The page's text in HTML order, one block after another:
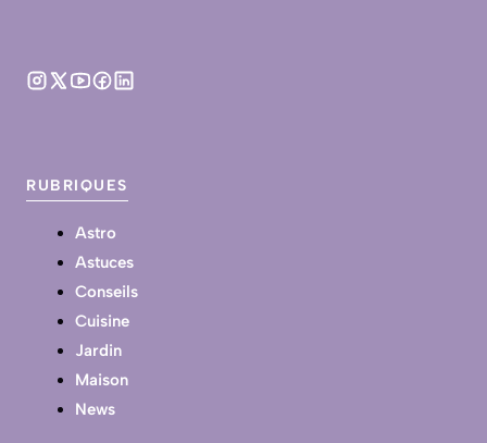
RUBRIQUES
Astro
Astuces
Conseils
Cuisine
Jardin
Maison
News